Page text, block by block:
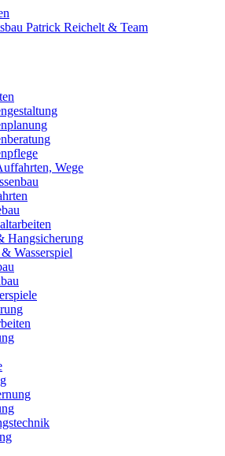
Wege
Hangsicherung
Wasserspiel